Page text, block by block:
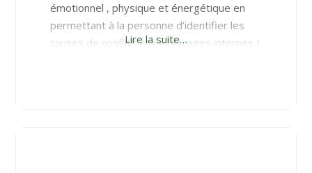
émotionnel , physique et énergétique en
permettant à la personne d’identifier les
causes de conflits et de blocages internes (
Lire la suite…